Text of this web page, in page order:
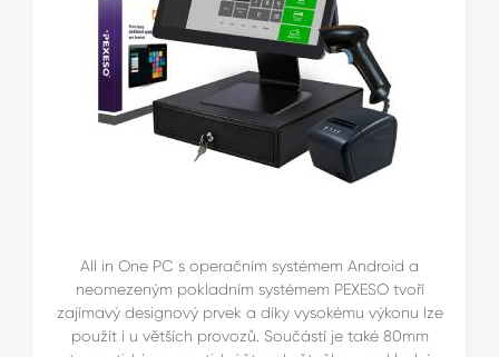
All in One PC s operačním systémem Android a
neomezeným pokladním systémem PEXESO tvoří
zajímavý designový prvek a díky vysokému výkonu lze
použít i u větších provozů. Součástí je také 80mm